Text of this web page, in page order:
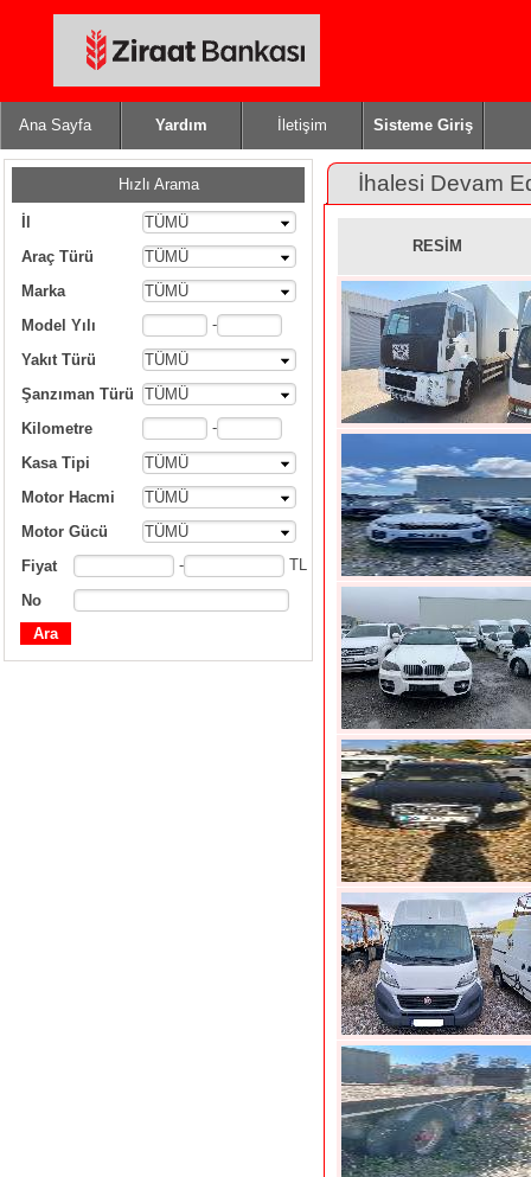
Ana Sayfa Yardım İletişim Sisteme Giriş
Hızlı Arama
TÜMÜ
Araç Türü
TÜMÜ
Marka
TÜMÜ
Model Yılı
-
Yakıt Türü
TÜMÜ
Şanzıman Türü
TÜMÜ
Kilometre
-
Kasa Tipi
TÜMÜ
Motor Hacmi
TÜMÜ
Motor Gücü
TÜMÜ
Fiyat
- TL
No
İhalesi Devam
RESİM